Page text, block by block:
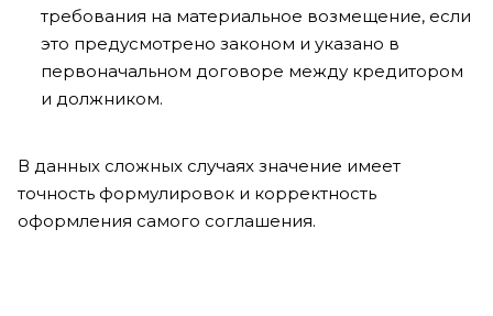
требования на материальное возмещение, если
это предусмотрено законом и указано в
первоначальном договоре между кредитором
и должником.
В данных сложных случаях значение имеет
точность формулировок и корректность
оформления самого соглашения.